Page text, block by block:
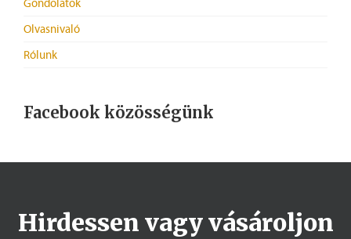
Gondolatok
Olvasnivaló
Rólunk
Facebook közösségünk
Hirdessen vagy vásároljon